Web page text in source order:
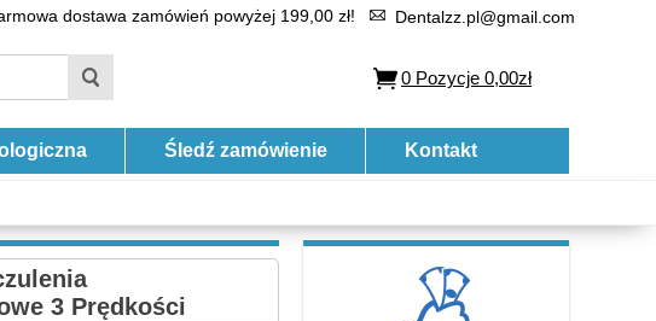
dostawa zamówień powyżej 199,00 zł! Dentalzz.pl@gmail.com
0 Pozycje 0,00zł
Śledź zamówienie Kontakt
3 Prędkości